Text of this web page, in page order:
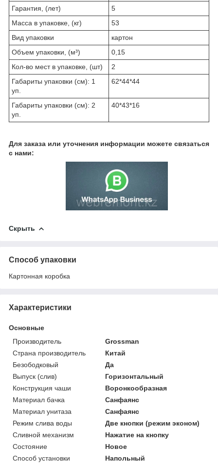
Гарантия, (лет)
5
Масса в упаковке, (кг)
53
Вид упаковки
картон
Объем упаковки, (м³)
0,15
Кол-во мест в упаковке, (шт)
2
Габариты упаковки (см): 1
уп.
62*44*44
Габариты упаковки (см): 2
уп.
40*43*16
Для заказа или уточнения информации можете связаться
с нами:
Скрыть
Способ упаковки
Картонная коробка
Характеристики
Основные
Производитель
Grossman
Страна производитель
Китай
Безободковый
Да
Выпуск (слив)
Горизонтальный
Конструкция чаши
Воронкообразная
Материал бачка
Санфаянс
Материал унитаза
Санфаянс
Режим слива воды
Две кнопки (режим эконом)
Сливной механизм
Нажатие на кнопку
Состояние
Новое
Способ установки
Напольный